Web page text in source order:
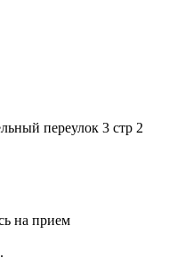
переулок 3 стр 2